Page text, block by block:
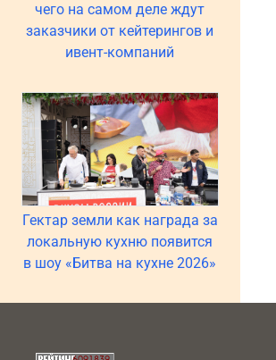
чего на самом деле ждут
заказчики от кейтерингов и
ивент-компаний
Гектар земли как награда за
локальную кухню появится
в шоу «Битва на кухне 2026»